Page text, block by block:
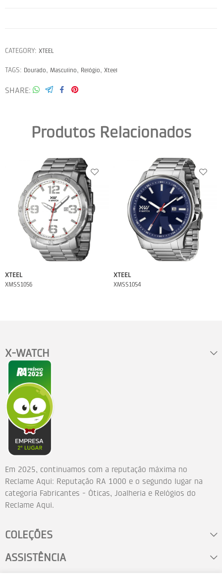
CATEGORY: XTEEL
TAGS: Dourado, Masculino, Relógio, Xteel
SHARE
Produtos Relacionados
XTEEL
XMSS1056
XTEEL
XMSS1054
X-WATCH
Em 2025, continuamos com a reputação máxima no
Reclame Aqui: Reputação RA 1000 e o segundo lugar na
categoria Fabricantes - Óticas, Joalheria e Relógios do
Reclame Aqui.
COLEÇÕES
ASSISTÊNCIA